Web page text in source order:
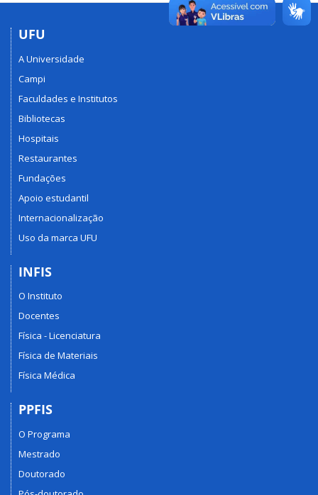
UFU
A Universidade
Campi
Faculdades e Institutos
Bibliotecas
Hospitais
Restaurantes
Fundações
Apoio estudantil
Internacionalização
Uso da marca UFU
INFIS
O Instituto
Docentes
Física - Licenciatura
Física de Materiais
Física Médica
PPFIS
O Programa
Mestrado
Doutorado